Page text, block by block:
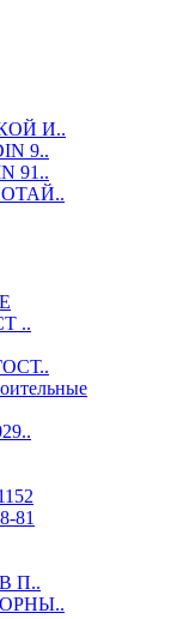
И..
9..
91..
..
81
П..